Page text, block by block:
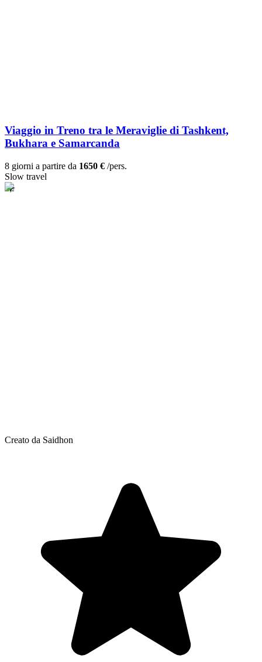
Viaggio in Treno tra le Meraviglie di Tashkent,
Bukhara e Samarcanda
8 giorni a partire da 1650 € /pers.
Slow travel
Creato da Saidhon